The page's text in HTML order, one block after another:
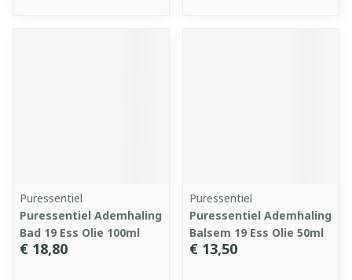
Puressentiel
Puressentiel Ademhaling
Bad 19 Ess Olie 100ml
€ 18,80
Puressentiel
Puressentiel Ademhaling
Balsem 19 Ess Olie 50ml
€ 13,50